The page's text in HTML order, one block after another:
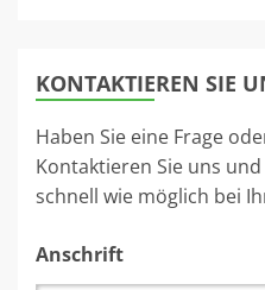
KONTAKTIEREN SIE
Haben Sie eine Frage
Kontaktieren Sie uns
schnell wie möglich bei
Anschrift